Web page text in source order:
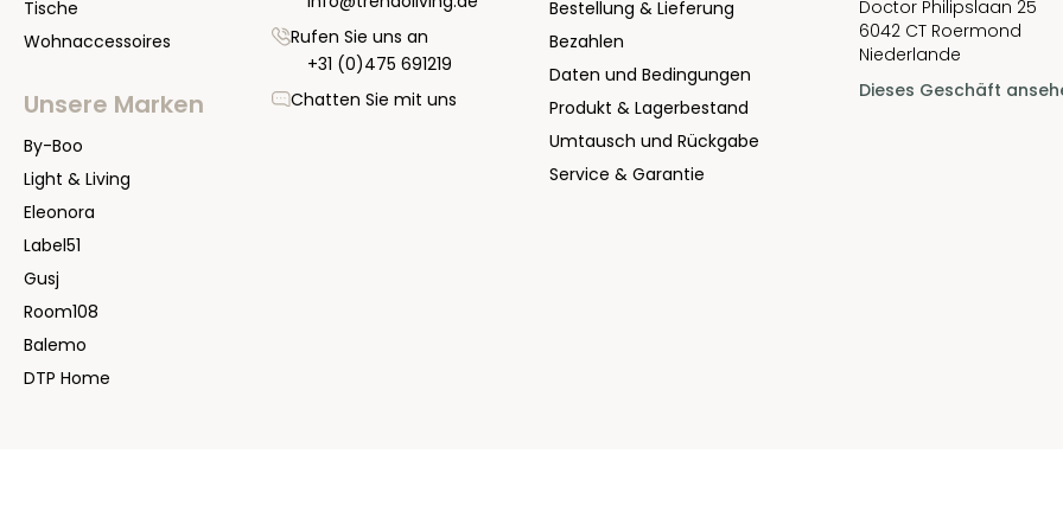
Tische
Wohnaccessoires
Unsere Marken
By-Boo
Light & Living
Eleonora
Label51
Gusj
Room108
Balemo
DTP Home
Rufen Sie uns an
+31 (0)475 691219
Chatten Sie mit uns
Bestellung & Lieferung
Bezahlen
Daten und Bedingungen
Produkt & Lagerbestand
Umtausch und Rückgabe
Service & Garantie
Doctor Philipslaan 25
6042 CT Roermond
Niederlande
Dieses Geschäft